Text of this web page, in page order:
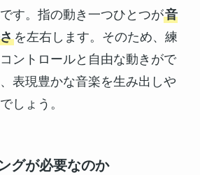
す。指の動き一つひとつが音
を左右します。そのため、練
ントロールと自由な動きがで
表現豊かな音楽を生み出しや
しょう。
グが必要なのか